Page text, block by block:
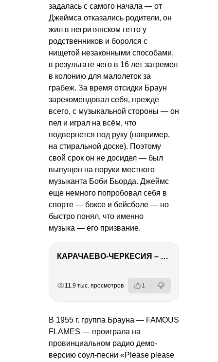
задалась с самого начала — от
Джеймса отказались родители, он
жил в негритянском гетто у
родственников и боролся с
нищетой незаконными способами,
в результате чего в 16 лет загремел
в колонию для малолеток за
грабеж. За время отсидки Браун
зарекомендовал себя, прежде
всего, с музыкальной стороны — он
пел и играл на всём, что
подвернется под руку (например,
на стиральной доске). Поэтому
свой срок он не досидел — был
выпущен на поруки местного
музыканта Боби Бьорда. Джеймс
еще немного попробовал себя в
спорте — боксе и бейсболе — но
быстро понял, что именно
музыка — его призвание.
КАРАЧАЕВО-ЧЕРКЕСИЯ – ПУТЕШЕСТВИЕ НА КАВКАЗ часть 2
11.9 тыс. просмотров 1
В 1955 г. группа Брауна — FAMOUS
FLAMES — проиграла на
провинциальном радио демо-
версию соул-песни «Please please